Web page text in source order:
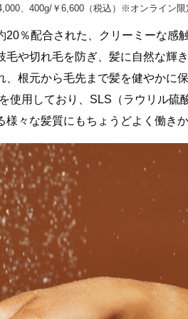
、400g/￥6,600（税込）※オンライン限
％配合された、クリーミーな感
や切れ毛を防ぎ、髪に自然な輝
根元から毛先まで髪を健やかに
使用しており、SLS（ラウリル硫
々な髪質にもちょうどよく働きか